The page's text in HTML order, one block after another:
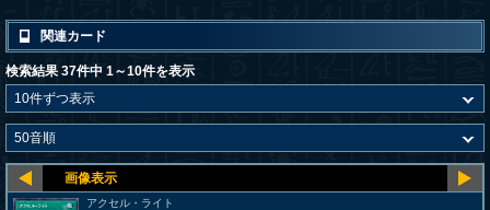
関連カード
検索結果 37件中 1～10件を表示
アクセル・ライト